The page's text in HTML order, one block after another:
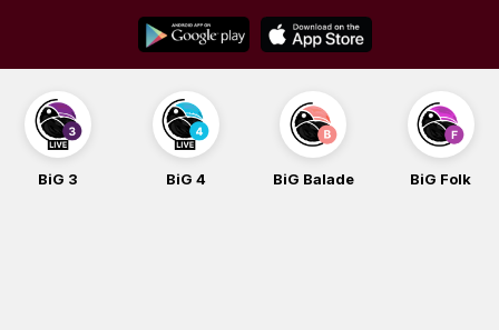
content
BiG 4 BiG Balade BiG Folk BiG iG